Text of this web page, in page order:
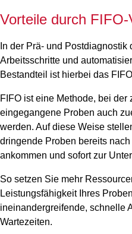
Vorteile durch FIFO-
In der Prä- und
Arbeitsschritte und
Bestandteil ist hierbei das
FIFO ist eine Methode, bei der
eingegangene Proben auch
werden. Auf diese Weise
dringende Proben bereits
ankommen und sofort zur
So setzen Sie mehr
Leistungsfähigkeit Ihres
ineinandergreifende, schnelle
Wartezeiten.